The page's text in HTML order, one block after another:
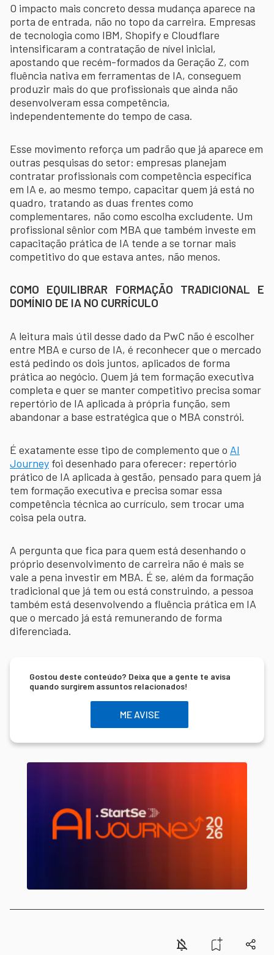
O impacto mais concreto dessa mudança aparece na
porta de entrada, não no topo da carreira. Empresas
de tecnologia como IBM, Shopify e Cloudflare
intensificaram a contratação de nível inicial,
apostando que recém-formados da Geração Z, com
fluência nativa em ferramentas de IA, conseguem
produzir mais do que profissionais que ainda não
desenvolveram essa competência,
independentemente do tempo de casa.
Esse movimento reforça um padrão que já aparece em
outras pesquisas do setor: empresas planejam
contratar profissionais com competência específica
em IA e, ao mesmo tempo, capacitar quem já está no
quadro, tratando as duas frentes como
complementares, não como escolha excludente. Um
profissional sênior com MBA que também investe em
capacitação prática de IA tende a se tornar mais
competitivo do que estava antes, não menos.
COMO EQUILIBRAR FORMAÇÃO TRADICIONAL E
DOMÍNIO DE IA NO CURRÍCULO
A leitura mais útil desse dado da PwC não é escolher
entre MBA e curso de IA, é reconhecer que o mercado
está pedindo os dois juntos, aplicados de forma
prática ao negócio. Quem já tem formação executiva
completa e quer se manter competitivo precisa somar
repertório de IA aplicada à própria função, sem
abandonar a base estratégica que o MBA constrói.
É exatamente esse tipo de complemento que o AI
Journey foi desenhado para oferecer: repertório
prático de IA aplicada à gestão, pensado para quem já
tem formação executiva e precisa somar essa
competência técnica ao currículo, sem trocar uma
coisa pela outra.
A pergunta que fica para quem está desenhando o
próprio desenvolvimento de carreira não é mais se
vale a pena investir em MBA. É se, além da formação
tradicional que já tem ou está construindo, a pessoa
também está desenvolvendo a fluência prática em IA
que o mercado já está remunerando de forma
diferenciada.
Gostou deste conteúdo? Deixa que a gente te avisa
quando surgirem assuntos relacionados!
ME AVISE